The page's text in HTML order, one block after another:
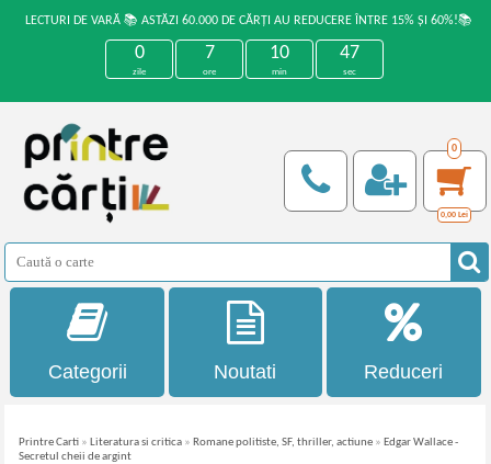
LECTURI DE VARĂ 📚 ASTĂZI 60.000 DE CĂRȚI AU REDUCERE ÎNTRE 15% ȘI 60%!📚
0
zile
7
ore
10
min
47
sec
0
0,00 Lei
Categorii Noutati Reduceri
Printre Carti » Literatura si critica » Romane politiste, SF, thriller, actiune » Edgar Wallace -
Secretul cheii de argint